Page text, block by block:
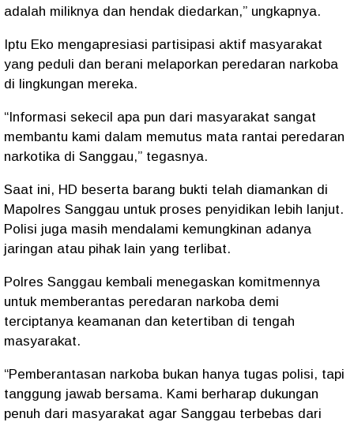
adalah miliknya dan hendak diedarkan,” ungkapnya.
Iptu Eko mengapresiasi partisipasi aktif masyarakat
yang peduli dan berani melaporkan peredaran narkoba
di lingkungan mereka.
“Informasi sekecil apa pun dari masyarakat sangat
membantu kami dalam memutus mata rantai peredaran
narkotika di Sanggau,” tegasnya.
Saat ini, HD beserta barang bukti telah diamankan di
Mapolres Sanggau untuk proses penyidikan lebih lanjut.
Polisi juga masih mendalami kemungkinan adanya
jaringan atau pihak lain yang terlibat.
Polres Sanggau kembali menegaskan komitmennya
untuk memberantas peredaran narkoba demi
terciptanya keamanan dan ketertiban di tengah
masyarakat.
“Pemberantasan narkoba bukan hanya tugas polisi, tapi
tanggung jawab bersama. Kami berharap dukungan
penuh dari masyarakat agar Sanggau terbebas dari